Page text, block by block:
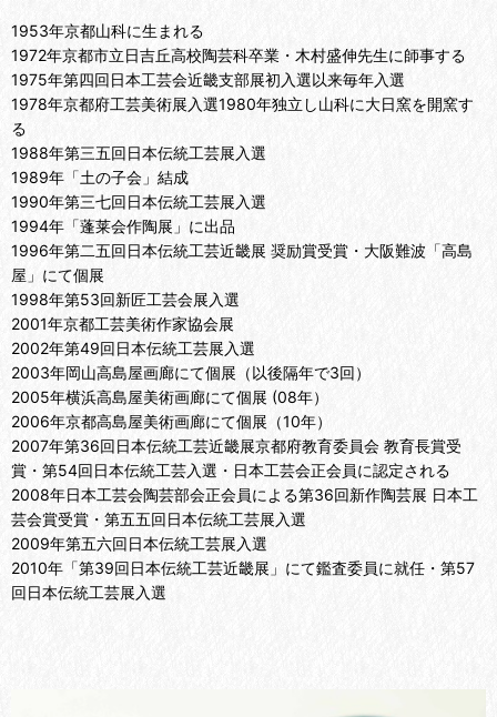
1953年京都山科に生まれる
1972年京都市立日吉丘高校陶芸科卒業・木村盛伸先生に師事する
1975年第四回日本工芸会近畿支部展初入選以来毎年入選
1978年京都府工芸美術展入選1980年独立し山科に大日窯を開窯す
る
1988年第三五回日本伝統工芸展入選
1989年「土の子会」結成
1990年第三七回日本伝統工芸展入選
1994年「蓬莱会作陶展」に出品
1996年第二五回日本伝統工芸近畿展 奨励賞受賞・大阪難波「高島
屋」にて個展
1998年第53回新匠工芸会展入選
2001年京都工芸美術作家協会展
2002年第49回日本伝統工芸展入選
2003年岡山高島屋画廊にて個展（以後隔年で3回）
2005年横浜高島屋美術画廊にて個展 (08年）
2006年京都高島屋美術画廊にて個展（10年）
2007年第36回日本伝統工芸近畿展京都府教育委員会 教育長賞受
賞・第54回日本伝統工芸入選・日本工芸会正会員に認定される
2008年日本工芸会陶芸部会正会員による第36回新作陶芸展 日本工
芸会賞受賞・第五五回日本伝統工芸展入選
2009年第五六回日本伝統工芸展入選
2010年「第39回日本伝統工芸近畿展」にて鑑査委員に就任・第57
回日本伝統工芸展入選